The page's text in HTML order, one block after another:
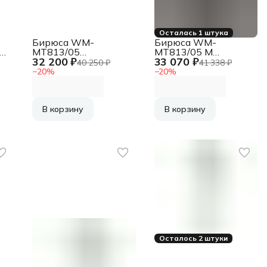
32 200 ₽40 250 ₽
−20%
Бирюса WM-
MT813/05
Стиральная машина
белая, загрузка
В корзину
Осталась 1 штука
33 070 ₽41 338 ₽
−20%
Бирюса WM-
MT813/05 M
Стиральная машина
серая, загрузка
В корзину
Осталось 2 штуки